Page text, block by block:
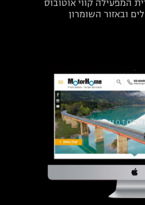
המפעילה קווי אוטובוס
ובאזור השומרון